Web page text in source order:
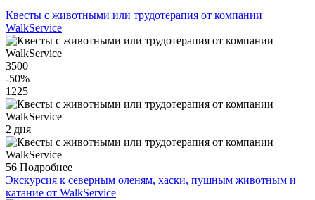
Квесты с животными или трудотерапия от компании
WalkService
3500
-50%
1225
2 дня
56 Подробнее
Экскурсия к северным оленям, хаски, пушным животным и
катание от WalkService